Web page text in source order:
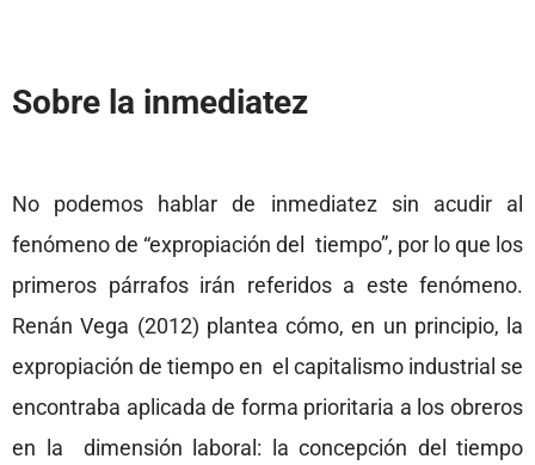
Sobre la inmediatez
No podemos hablar de inmediatez sin acudir al
fenómeno de “expropiación del tiempo”, por lo que los
primeros párrafos irán referidos a este fenómeno.
Renán Vega (2012) plantea cómo, en un principio, la
expropiación de tiempo en el capitalismo industrial se
encontraba aplicada de forma prioritaria a los obreros
en la dimensión laboral: la concepción del tiempo